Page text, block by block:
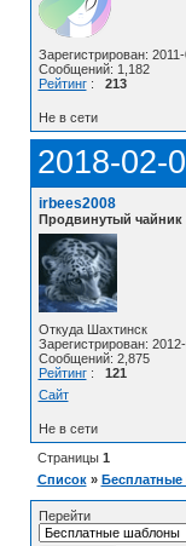
Зарегистрирован:
Сообщений: 1,182
Рейтинг: 213
Не в сети
2018-02-
irbees2008
Продвинутый чайник
Откуда Шахтинск
Зарегистрирован:
Сообщений: 2,875
Рейтинг: 121
Сайт
Не в сети
Страницы 1
Список »
Перейти